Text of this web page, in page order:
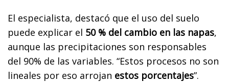
El especialista, destacó que el uso del suelo
puede explicar el 50 % del cambio en las napas,
aunque las precipitaciones son responsables
del 90% de las variables. “Estos procesos no son
lineales por eso arrojan estos porcentajes”.